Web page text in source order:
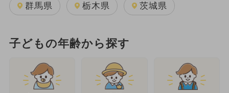
群馬県 栃木県 茨城県
子どもの年齢から探す